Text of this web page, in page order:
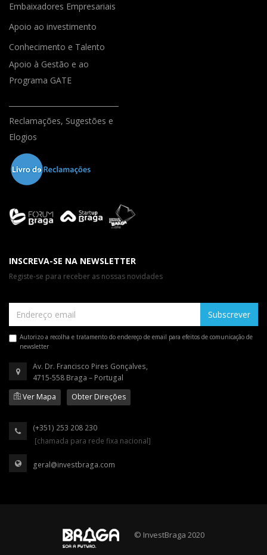
Embaixadores Empresariais
Apoio ao investimento
Conhecimento e Talento
Apoio à Gestão e ao
Programa GATE
Reclamações, Sugestões e
Elogios
INSCREVA-SE NA NEWSLETTER
Registe-se para receber as nossas novidades
Subscrever
Autorizo a recolha e tratamento do endereço de email para efeitos de comunicação de
newsletter
Av. Dr. Francisco Pires Gonçalves,
4715-558 Braga – Portugal
Ver Mapa
Obter Direções
(+351) 253 208 230
[chamada para rede fixa nacional]
geral@investbraga.com
© InvestBraga 2020